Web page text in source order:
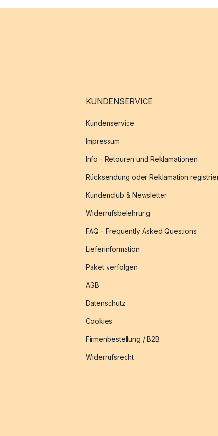
KUNDENSERVICE
Kundenservice
Impressum
Info - Retouren und Reklamationen
Rücksendung oder Reklamation
Kundenclub & Newsletter
Widerrufsbelehrung
FAQ - Frequently Asked Questions
Lieferinformation
Paket verfolgen
AGB
Datenschutz
Cookies
Firmenbestellung / B2B
Widerrufsrecht